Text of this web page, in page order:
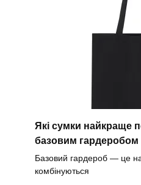
Які сумки найкраще
базовим гардеробом
Базовий гардероб — це
комбінуються